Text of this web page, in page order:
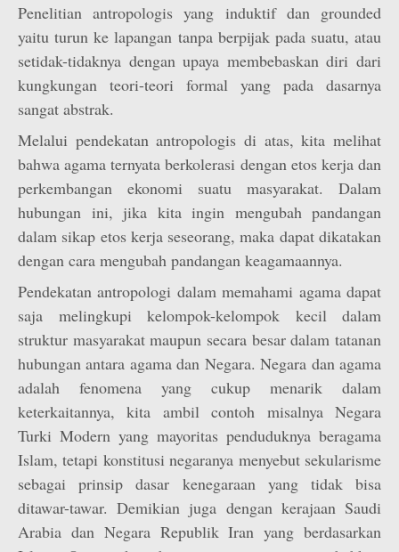
Penelitian antropologis yang induktif dan grounded
yaitu turun ke lapangan tanpa berpijak pada suatu, atau
setidak-tidaknya dengan upaya membebaskan diri dari
kungkungan teori-teori formal yang pada dasarnya
sangat abstrak.
Melalui pendekatan antropologis di atas, kita melihat
bahwa agama ternyata berkolerasi dengan etos kerja dan
perkembangan ekonomi suatu masyarakat. Dalam
hubungan ini, jika kita ingin mengubah pandangan
dalam sikap etos kerja seseorang, maka dapat dikatakan
dengan cara mengubah pandangan keagamaannya.
Pendekatan antropologi dalam memahami agama dapat
saja melingkupi kelompok-kelompok kecil dalam
struktur masyarakat maupun secara besar dalam tatanan
hubungan antara agama dan Negara. Negara dan agama
adalah fenomena yang cukup menarik dalam
keterkaitannya, kita ambil contoh misalnya Negara
Turki Modern yang mayoritas penduduknya beragama
Islam, tetapi konstitusi negaranya menyebut sekularisme
sebagai prinsip dasar kenegaraan yang tidak bisa
ditawar-tawar. Demikian juga dengan kerajaan Saudi
Arabia dan Negara Republik Iran yang berdasarkan